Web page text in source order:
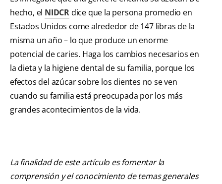
hecho, el NIDCRdice que la persona promedio en
Estados Unidos come alrededor de 147 libras de la
misma un año – lo que produce un enorme
potencial de caries. Haga los cambios necesarios en
la dieta y la higiene dental de su familia, porque los
efectos del azúcar sobre los dientes no se ven
cuando su familia está preocupada por los más
grandes acontecimientos de la vida.
La finalidad de este artículo es fomentar la
comprensión y el conocimiento de temas generales